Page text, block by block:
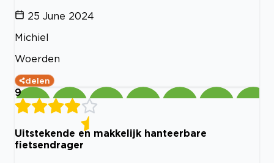
25 June 2024
Michiel
Woerden
delen
9
Uitstekende en makkelijk hanteerbare
fietsendrager